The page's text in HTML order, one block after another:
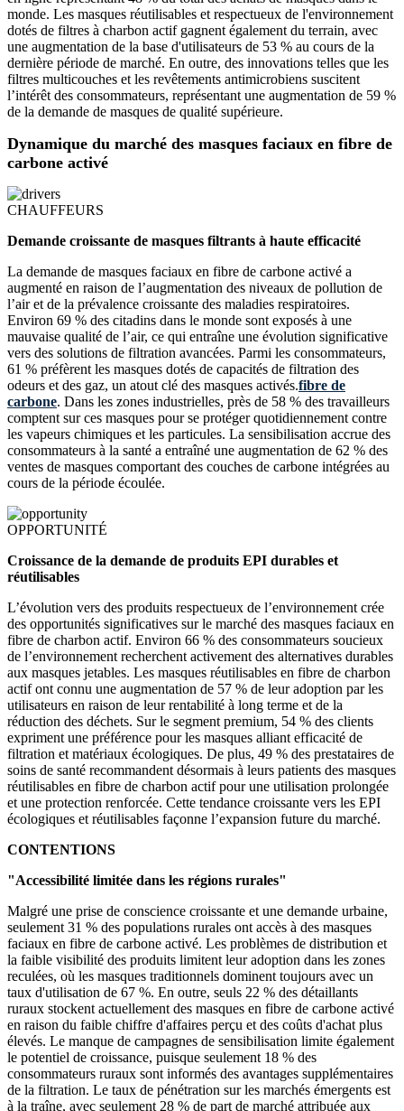
monde. Les masques réutilisables et respectueux de l'environnement
dotés de filtres à charbon actif gagnent également du terrain, avec
une augmentation de la base d'utilisateurs de 53 % au cours de la
dernière période de marché. En outre, des innovations telles que les
filtres multicouches et les revêtements antimicrobiens suscitent
l’intérêt des consommateurs, représentant une augmentation de 59 %
de la demande de masques de qualité supérieure.
Dynamique du marché des masques faciaux en fibre de
carbone activé
CHAUFFEURS
Demande croissante de masques filtrants à haute efficacité
La demande de masques faciaux en fibre de carbone activé a
augmenté en raison de l’augmentation des niveaux de pollution de
l’air et de la prévalence croissante des maladies respiratoires.
Environ 69 % des citadins dans le monde sont exposés à une
mauvaise qualité de l’air, ce qui entraîne une évolution significative
vers des solutions de filtration avancées. Parmi les consommateurs,
61 % préfèrent les masques dotés de capacités de filtration des
odeurs et des gaz, un atout clé des masques activés.fibre de
carbone. Dans les zones industrielles, près de 58 % des travailleurs
comptent sur ces masques pour se protéger quotidiennement contre
les vapeurs chimiques et les particules. La sensibilisation accrue des
consommateurs à la santé a entraîné une augmentation de 62 % des
ventes de masques comportant des couches de carbone intégrées au
cours de la période écoulée.
OPPORTUNITÉ
Croissance de la demande de produits EPI durables et
réutilisables
L’évolution vers des produits respectueux de l’environnement crée
des opportunités significatives sur le marché des masques faciaux en
fibre de charbon actif. Environ 66 % des consommateurs soucieux
de l’environnement recherchent activement des alternatives durables
aux masques jetables. Les masques réutilisables en fibre de charbon
actif ont connu une augmentation de 57 % de leur adoption par les
utilisateurs en raison de leur rentabilité à long terme et de la
réduction des déchets. Sur le segment premium, 54 % des clients
expriment une préférence pour les masques alliant efficacité de
filtration et matériaux écologiques. De plus, 49 % des prestataires de
soins de santé recommandent désormais à leurs patients des masques
réutilisables en fibre de charbon actif pour une utilisation prolongée
et une protection renforcée. Cette tendance croissante vers les EPI
écologiques et réutilisables façonne l’expansion future du marché.
CONTENTIONS
"Accessibilité limitée dans les régions rurales"
Malgré une prise de conscience croissante et une demande urbaine,
seulement 31 % des populations rurales ont accès à des masques
faciaux en fibre de carbone activé. Les problèmes de distribution et
la faible visibilité des produits limitent leur adoption dans les zones
reculées, où les masques traditionnels dominent toujours avec un
taux d'utilisation de 67 %. En outre, seuls 22 % des détaillants
ruraux stockent actuellement des masques en fibre de carbone activé
en raison du faible chiffre d'affaires perçu et des coûts d'achat plus
élevés. Le manque de campagnes de sensibilisation limite également
le potentiel de croissance, puisque seulement 18 % des
consommateurs ruraux sont informés des avantages supplémentaires
de la filtration. Le taux de pénétration sur les marchés émergents est
à la traîne, avec seulement 28 % de part de marché attribuée aux